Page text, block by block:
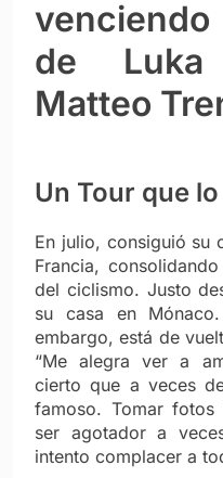
de
Matteo
Un Tour que
En julio, consiguió su
Francia,
del ciclismo. Justo
su casa en
embargo, está de
“Me alegra ver a
cierto que a veces
famoso. Tomar
ser agotador a
intento complacer a